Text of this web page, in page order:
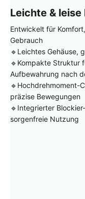
Leichte &
Entwickelt für
Gebrauch
🔹Leichtes Gehäuse,
🔹Kompakte Struktur
Aufbewahrung nach
🔹Hochdrehmoment-
präzise Bewegungen
🔹Integrierter
sorgenfreie Nutzung